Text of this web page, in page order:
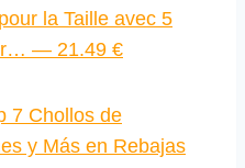
la Taille avec 5
— 21.49 €
7 Chollos de
y Más en Rebajas